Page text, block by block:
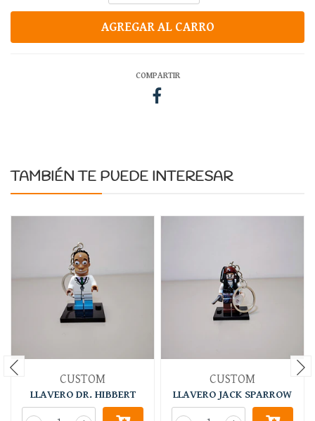
COMPARTIR
TAMBIÉN TE PUEDE INTERESAR
CUSTOM
LLAVERO DR. HIBBERT
CUSTOM
LLAVERO JACK SPARROW